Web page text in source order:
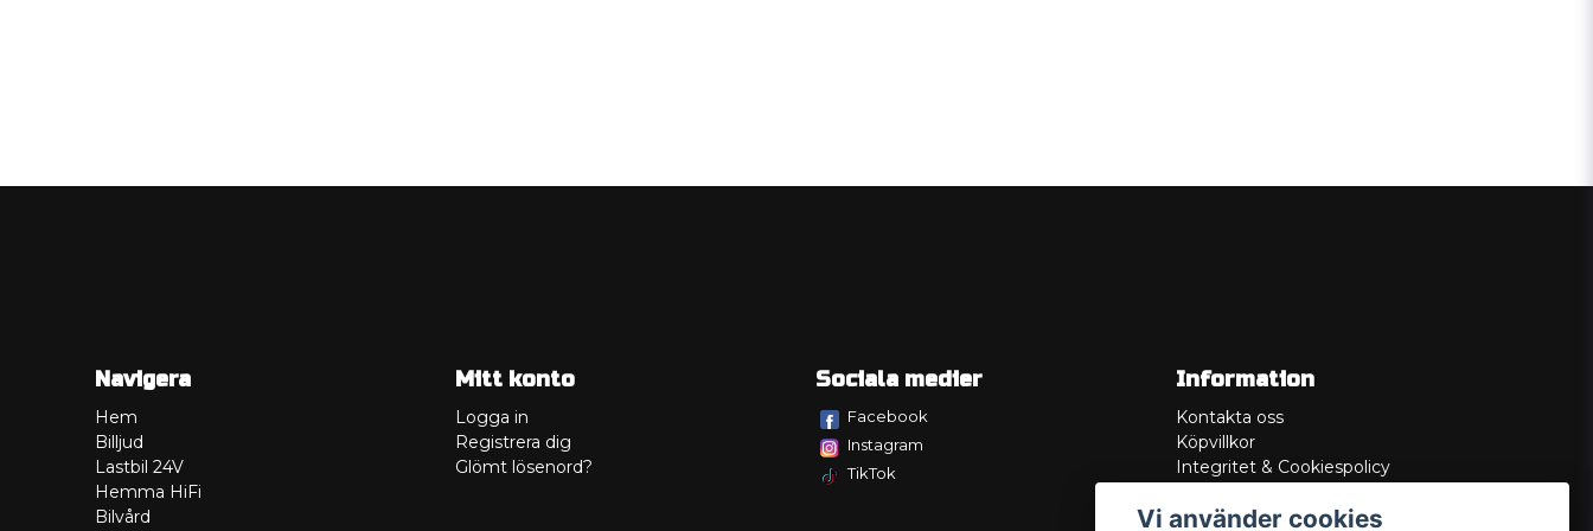
Navigera
Hem
Billjud
Lastbil 24V
Hemma HiFi
Bilvård
Mitt konto
Logga in
Registrera dig
Glömt lösenord?
Sociala medier
Facebook
Instagram
TikTok
Information
Kontakta oss
Köpvillkor
Integritet & Cookiespolicy
Service/Garanti
Vi använder cookies